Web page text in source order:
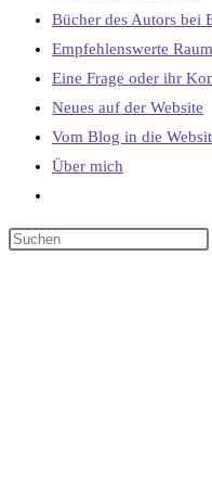
Bücher des Autors bei
Empfehlenswerte
Eine Frage oder ihr
Neues auf der Website
Vom Blog in die
Über mich
umschalten